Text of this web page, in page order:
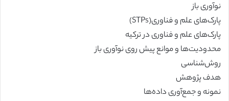
نوآوری باز
پارک‌های علم و فناوری(STPs)
پارک‌های علم و فناوری در ترکیه
محدودیت‌ها و موانع پیش روی نوآوری باز
روش‌شناسی
هدف پژوهش
نمونه و جمع‌آوری داده‌ها